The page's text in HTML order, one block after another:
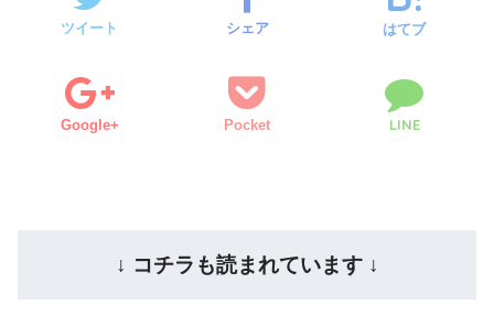
ツイート シェア はてブ
Google+ Pocket LINE
↓ コチラも読まれています ↓